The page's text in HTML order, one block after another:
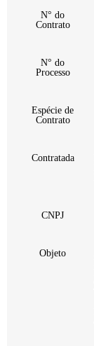
N° do
Contrato
N° do
Processo
Espécie de
Contrato
Contratada
CNPJ
Objeto